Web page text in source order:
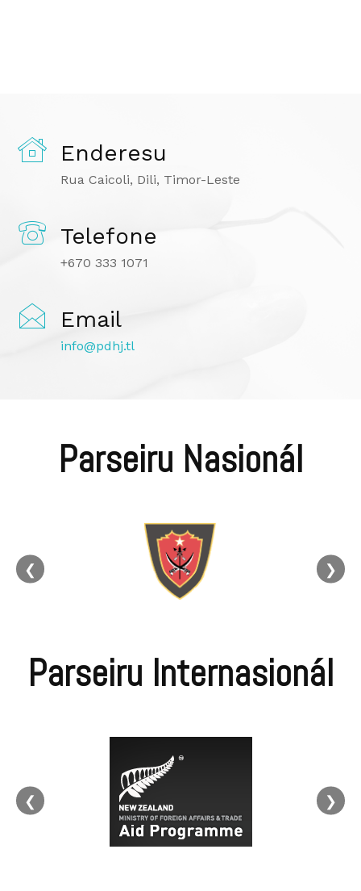
Enderesu
Rua Caicoli, Dili, Timor-Leste
Telefone
+670 333 1071
Email
info@pdhj.tl
Parseiru Nasionál
❮ ❯
Parseiru Internasionál
❮ ❯